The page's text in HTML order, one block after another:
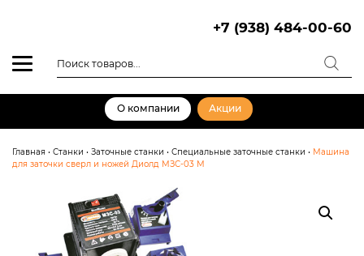
+7 (938) 484-00-60
товаров
О компании Акции
Главная • Станки • Заточные станки • Специальные заточные станки • Машина
для заточки сверл и ножей Диолд МЗС-03 М